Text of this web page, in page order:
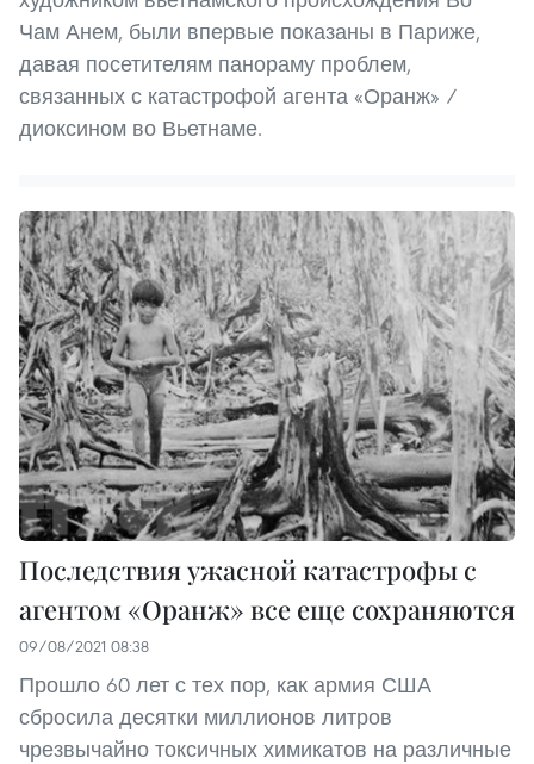
Чам Анем, были впервые показаны в Париже,
давая посетителям панораму проблем,
связанных с катастрофой агента «Оранж» /
диоксином во Вьетнаме.
Последствия ужасной катастрофы с
агентом «Оранж» все еще сохраняются
09/08/2021 08:38
Прошло 60 лет с тех пор, как армия США
сбросила десятки миллионов литров
чрезвычайно токсичных химикатов на различные